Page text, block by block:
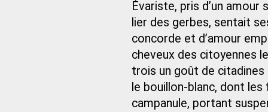
Évariste, pris d’un
lier des gerbes, sentait
concorde et d’amour
cheveux des citoyennes
trois un goût de citadines
le bouillon-blanc, dont
campanule, portant